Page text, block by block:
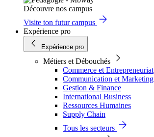
Découvre nos campus
Visite ton futur campus
Expérience pro
Expérience pro
Métiers et Débouchés
Commerce et Entrepreneuriat
Communication et Marketing
Gestion & Finance
International Business
Ressources Humaines
Supply Chain
Tous les secteurs